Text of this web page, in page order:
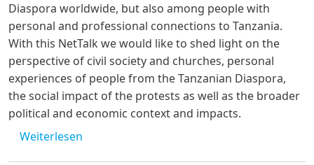
Diaspora worldwide, but also among people with
personal and professional connections to Tanzania.
With this NetTalk we would like to shed light on the
perspective of civil society and churches, personal
experiences of people from the Tanzanian Diaspora,
the social impact of the protests as well as the broader
political and economic context and impacts.
Weiterlesen